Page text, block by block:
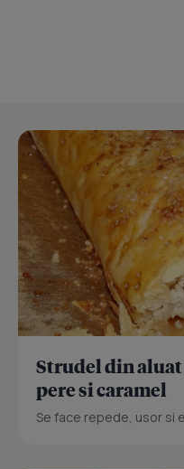
Strudel din aluat
pere si caramel
Se face repede, usor si